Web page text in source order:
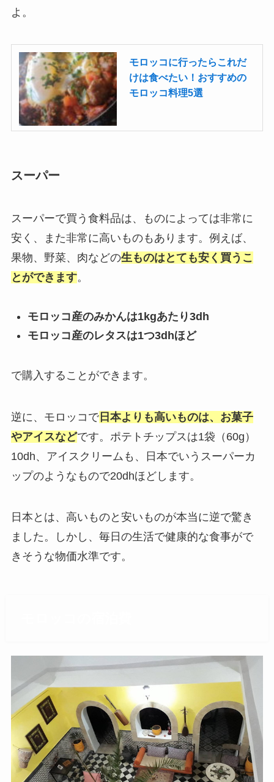
よ。
モロッコに行ったらこれだ
けは食べたい！おすすめの
モロッコ料理5選
スーパー
スーパーで買う食料品は、ものによっては非常に
安く、また非常に高いものもあります。例えば、
果物、野菜、肉などの生ものはとても安く買うこ
とができます。
モロッコ産のみかんは1kgあたり3dh
モロッコ産のレタスは1つ3dhほど
で購入することができます。
逆に、モロッコで日本よりも高いものは、お菓子
やアイスなどです。ポテトチップスは1袋（60g）
10dh、アイスクリームも、日本でいうスーパーカ
ップのようなもので20dhほどします。
日本とは、高いものと安いものが本当に逆で驚き
ました。しかし、毎日の生活で健康的な食事がで
きそうな物価水準です。